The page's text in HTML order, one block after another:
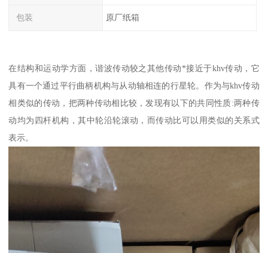
包装 原厂纸箱
在结构和运动学方面，谐波传动较之其他传动*接近于khv传动，它
具有一个通过平行曲柄机构与从动轴相连的行星轮。作为与khv传动
相类似的传动，把两种传动相比较，发现有以下的共同性质:两种传
动均为四杆机构，其中轮沿轮滚动，而传动比可以用类似的关系式
表示。